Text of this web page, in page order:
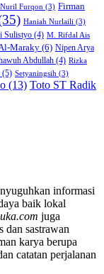
Furqon (3) Firman
Haniah Nurlaili (3)
Sulistyo (4) M. Rifdal Ais
Maraky (6) Nipen Arya
Abdullah (4) Rizka
(5) Setyaningsih (3)
(13) Toto ST Radik
informasi
baik lokal
juga
dan sastrawan
karya berupa
catatan perjalanan